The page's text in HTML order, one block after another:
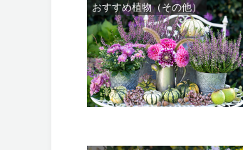
おすすめ植物（その他）